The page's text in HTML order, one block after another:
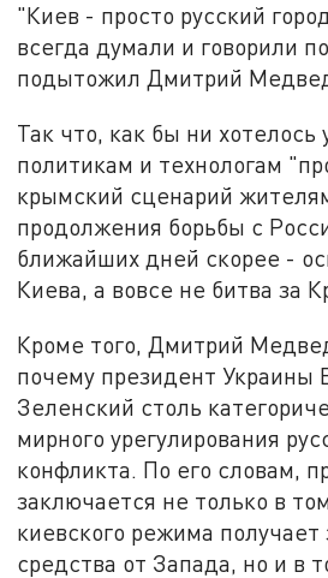
"Киев - просто русский
всегда думали и говорили
подытожил Дмитрий
Так что, как бы ни хотелось
политикам и технологам
крымский сценарий
продолжения борьбы с
ближайших дней скорее -
Киева, а вовсе не битва за
Кроме того, Дмитрий
почему президент Украины
Зеленский столь
мирного урегулирования
конфликта. По его словам,
заключается не только в
киевского режима получает
средства от Запада, но и в